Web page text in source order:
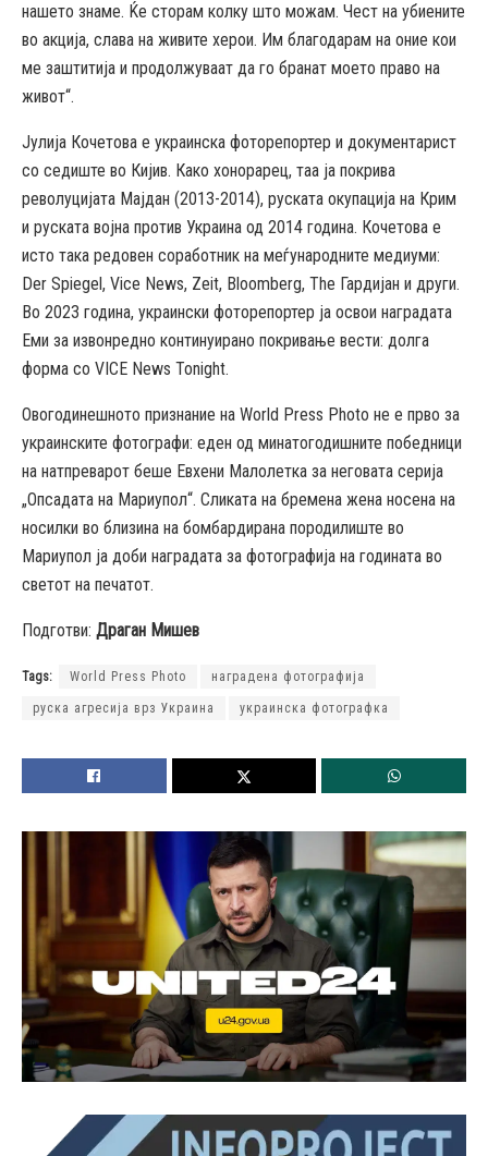
нашето знаме. Ќе сторам колку што можам. Чест на убиените
во акција, слава на живите херои. Им благодарам на оние кои
ме заштитија и продолжуваат да го бранат моето право на
живот“.
Јулија Кочетова е украинска фоторепортер и документарист
со седиште во Кијив. Како хонорарец, таа ја покрива
револуцијата Мајдан (2013-2014), руската окупација на Крим
и руската војна против Украина од 2014 година. Кочетова е
исто така редовен соработник на меѓународните медиуми:
Der Spiegel, Vice News, Zeit, Bloomberg, The Гардијан и други.
Во 2023 година, украински фоторепортер ја освои наградата
Еми за извонредно континуирано покривање вести: долга
форма со VICE News Tonight.
Овогодинешното признание на World Press Photo не е прво за
украинските фотографи: еден од минатогодишните победници
на натпреварот беше Евхени Малолетка за неговата серија
„Опсадата на Мариупол“. Сликата на бремена жена носена на
носилки во близина на бомбардирана породилиште во
Мариупол ја доби наградата за фотографија на годината во
светот на печатот.
Подготви: Драган Мишев
Tags: World Press Photo наградена фотографија
руска агресија врз Украина украинска фотографка